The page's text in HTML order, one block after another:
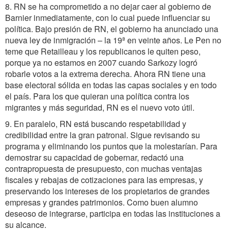
8. RN se ha comprometido a no dejar caer al gobierno de
Barnier inmediatamente, con lo cual puede influenciar su
política. Bajo presión de RN, el gobierno ha anunciado una
nueva ley de inmigración – la 19ª en veinte años. Le Pen no
teme que Retailleau y los republicanos le quiten peso,
porque ya no estamos en 2007 cuando Sarkozy logró
robarle votos a la extrema derecha. Ahora RN tiene una
base electoral sólida en todas las capas sociales y en todo
el país. Para los que quieran una política contra los
migrantes y más seguridad, RN es el nuevo voto útil.
9. En paralelo, RN está buscando respetabilidad y
credibilidad entre la gran patronal. Sigue revisando su
programa y eliminando los puntos que la molestarían. Para
demostrar su capacidad de gobernar, redactó una
contrapropuesta de presupuesto, con muchas ventajas
fiscales y rebajas de cotizaciones para las empresas, y
preservando los intereses de los propietarios de grandes
empresas y grandes patrimonios. Como buen alumno
deseoso de integrarse, participa en todas las instituciones a
su alcance.